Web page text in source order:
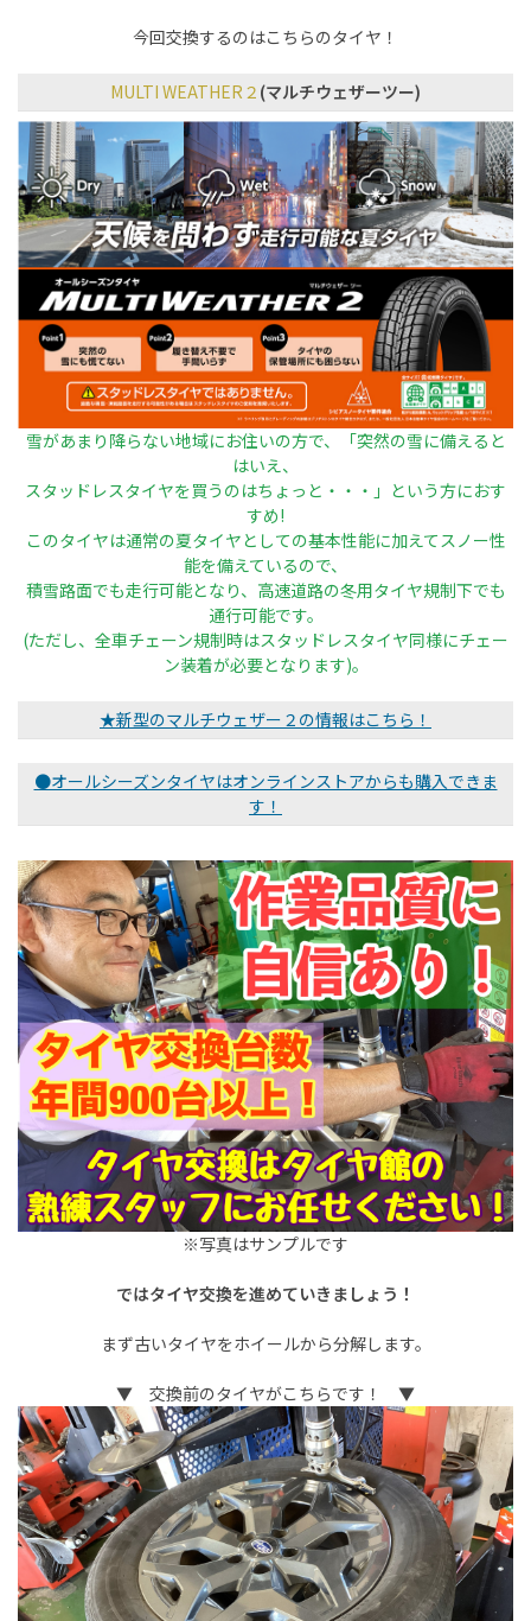
今回交換するのはこちらのタイヤ！
MULTI WEATHER２ (マルチウェザーツー)
雪があまり降らない地域にお住いの方で、「突然の雪に備えると
はいえ、
スタッドレスタイヤを買うのはちょっと・・・」という方におす
すめ!
このタイヤは通常の夏タイヤとしての基本性能に加えてスノー性
能を備えているので、
積雪路面でも走行可能となり、高速道路の冬用タイヤ規制下でも
通行可能です。
(ただし、全車チェーン規制時はスタッドレスタイヤ同様にチェー
ン装着が必要となります)。
★新型のマルチウェザー２の情報はこちら！
●オールシーズンタイヤはオンラインストアからも購入できま
す！
※写真はサンプルです
ではタイヤ交換を進めていきましょう！
まず古いタイヤをホイールから分解します。
▼ 交換前のタイヤがこちらです！ ▼